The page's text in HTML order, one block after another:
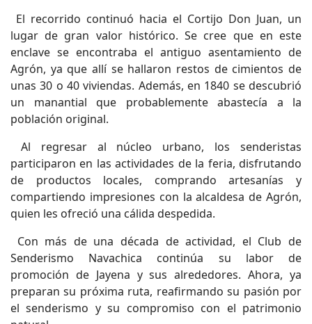
El recorrido continuó hacia el Cortijo Don Juan, un
lugar de gran valor histórico. Se cree que en este
enclave se encontraba el antiguo asentamiento de
Agrón, ya que allí se hallaron restos de cimientos de
unas 30 o 40 viviendas. Además, en 1840 se descubrió
un manantial que probablemente abastecía a la
población original.
Al regresar al núcleo urbano, los senderistas
participaron en las actividades de la feria, disfrutando
de productos locales, comprando artesanías y
compartiendo impresiones con la alcaldesa de Agrón,
quien les ofreció una cálida despedida.
Con más de una década de actividad, el Club de
Senderismo Navachica continúa su labor de
promoción de Jayena y sus alrededores. Ahora, ya
preparan su próxima ruta, reafirmando su pasión por
el senderismo y su compromiso con el patrimonio